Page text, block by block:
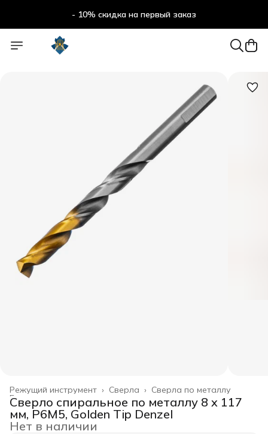
- 10% скидка на первый заказ
Сверла по металлу
Сверла ›
Режущий инструмент ›
Главная ›
Сверло спиральное по металлу 8 x 117
мм, Р6М5, Golden Tip Denzel
Нет в наличии